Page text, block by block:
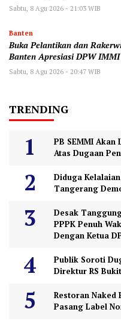
Sabtu, 8 Agu 2026 - 21:03 WIB
Banten
Buka Pelantikan dan
Banten Apresiasi DPW
Sabtu, 8 Agu 2026 - 20:47 WIB
TRENDING
PB SEMMI
Atas Dugaan
Diduga Kelalaian
Tangerang
Desak
PPPK Penuh
Dengan Ketua
Publik Soroti
Direktur RS
Restoran Naked
Pasang Label